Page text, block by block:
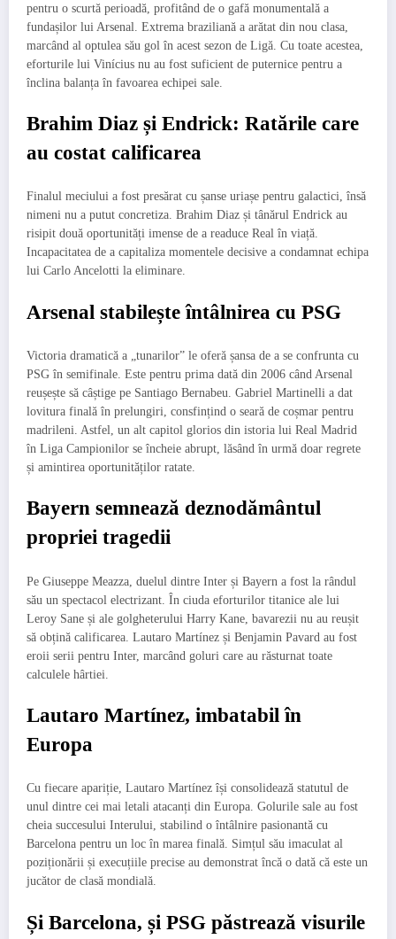
pentru o scurtă perioadă, profitând de o gafă monumentală a
fundașilor lui Arsenal. Extrema braziliană a arătat din nou clasa,
marcând al optulea său gol în acest sezon de Ligă. Cu toate acestea,
eforturile lui Vinícius nu au fost suficient de puternice pentru a
înclina balanța în favoarea echipei sale.
Brahim Diaz și Endrick: Ratările care
au costat calificarea
Finalul meciului a fost presărat cu șanse uriașe pentru galactici, însă
nimeni nu a putut concretiza. Brahim Diaz și tânărul Endrick au
risipit două oportunități imense de a readuce Real în viață.
Incapacitatea de a capitaliza momentele decisive a condamnat echipa
lui Carlo Ancelotti la eliminare.
Arsenal stabilește întâlnirea cu PSG
Victoria dramatică a „tunarilor” le oferă șansa de a se confrunta cu
PSG în semifinale. Este pentru prima dată din 2006 când Arsenal
reușește să câștige pe Santiago Bernabeu. Gabriel Martinelli a dat
lovitura finală în prelungiri, consfințind o seară de coșmar pentru
madrileni. Astfel, un alt capitol glorios din istoria lui Real Madrid
în Liga Campionilor se încheie abrupt, lăsând în urmă doar regrete
și amintirea oportunităților ratate.
Bayern semnează deznodământul
propriei tragedii
Pe Giuseppe Meazza, duelul dintre Inter și Bayern a fost la rândul
său un spectacol electrizant. În ciuda eforturilor titanice ale lui
Leroy Sane și ale golgheterului Harry Kane, bavarezii nu au reușit
să obțină calificarea. Lautaro Martínez și Benjamin Pavard au fost
eroii serii pentru Inter, marcând goluri care au răsturnat toate
calculele hârtiei.
Lautaro Martínez, imbatabil în
Europa
Cu fiecare apariție, Lautaro Martínez își consolidează statutul de
unul dintre cei mai letali atacanți din Europa. Golurile sale au fost
cheia succesului Interului, stabilind o întâlnire pasionantă cu
Barcelona pentru un loc în marea finală. Simțul său imaculat al
poziționării și execuțiile precise au demonstrat încă o dată că este un
jucător de clasă mondială.
Și Barcelona, și PSG păstrează visurile